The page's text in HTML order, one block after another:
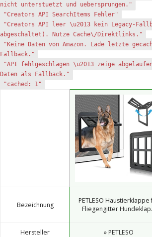
nicht unterstuetzt und uebersprungen."
"Creators API SearchItems Fehler"
"Creators API leer \u2013 kein Legacy-
abgeschaltet). Nutze Cache\/Direktlinks."
"Keine Daten von Amazon. Lade letzte
Fallback."
"API fehlgeschlagen \u2013 zeige
Daten als Fallback."
"cached: 1"
Bezeichnung
PETLESO Haustierklappe
Fliegengitter
Hersteller » PETLESO